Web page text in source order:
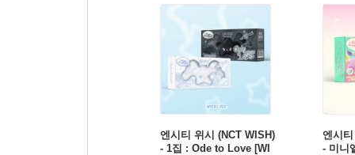
엔시티 위시 (NCT WISH)
- 1집 : Ode to Love [WI
엔시
- 미니